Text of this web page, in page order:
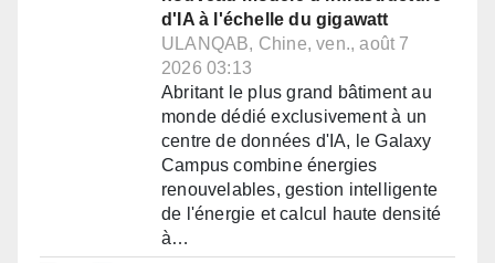
d'IA à l'échelle du gigawatt
ULANQAB, Chine, ven., août 7
2026 03:13
Abritant le plus grand bâtiment au
monde dédié exclusivement à un
centre de données d'IA, le Galaxy
Campus combine énergies
renouvelables, gestion intelligente
de l'énergie et calcul haute densité
à…